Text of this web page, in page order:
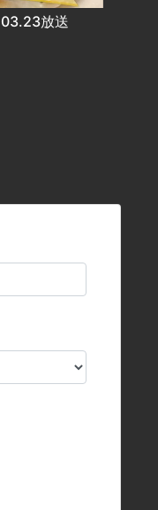
放送